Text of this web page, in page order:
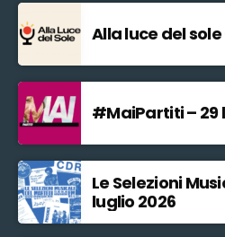
Alla luce del
#MaiPartiti – 29
Le Selezioni
luglio 2026